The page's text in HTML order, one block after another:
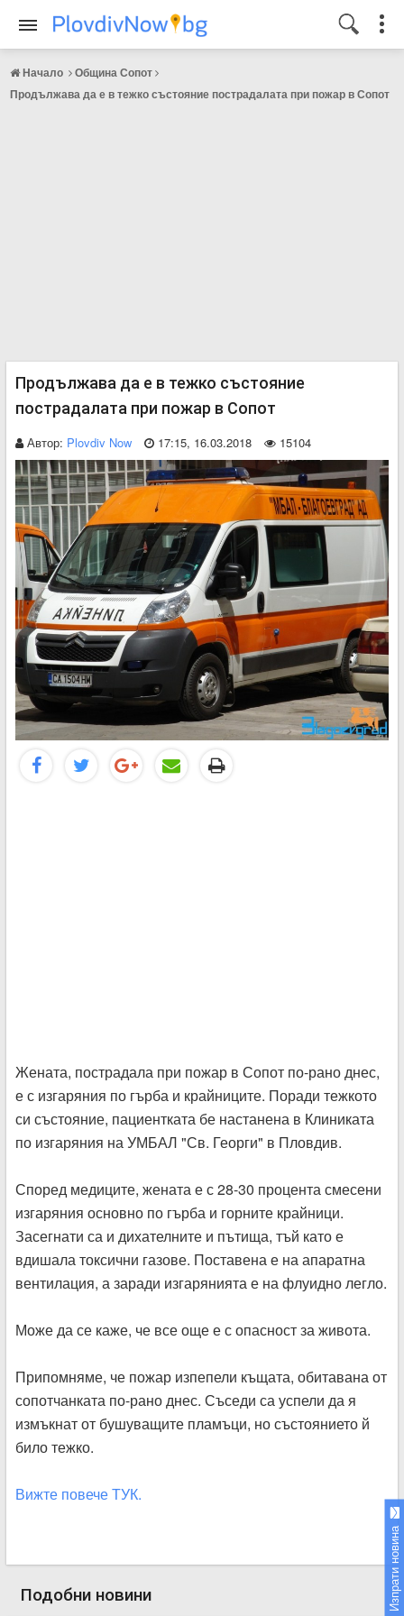
Начало
Община Сопот
Продължава да е в тежко състояние пострадалата при пожар в Сопот
Продължава да е в тежко състояние
пострадалата при пожар в Сопот
Автор: Plovdiv Now 17:15, 16.03.2018 15104
Жената, пострадала при пожар в Сопот по-рано днес,
е с изгаряния по гърба и крайниците. Поради тежкото
си състояние, пациентката бе настанена в Клиниката
по изгаряния на УМБАЛ "Св. Георги" в Пловдив.
Според медиците, жената е с 28-30 процента смесени
изгаряния основно по гърба и горните крайници.
Засегнати са и дихателните и пътища, тъй като е
вдишала токсични газове. Поставена е на апаратна
вентилация, а заради изгарянията е на флуидно легло.
Може да се каже, че все още е с опасност за живота.
Припомняме, че пожар изпепели къщата, обитавана от
сопотчанката по-рано днес. Съседи са успели да я
измъкнат от бушуващите пламъци, но състоянието й
било тежко.
Вижте повече ТУК.
Подобни новини Изпрати новина